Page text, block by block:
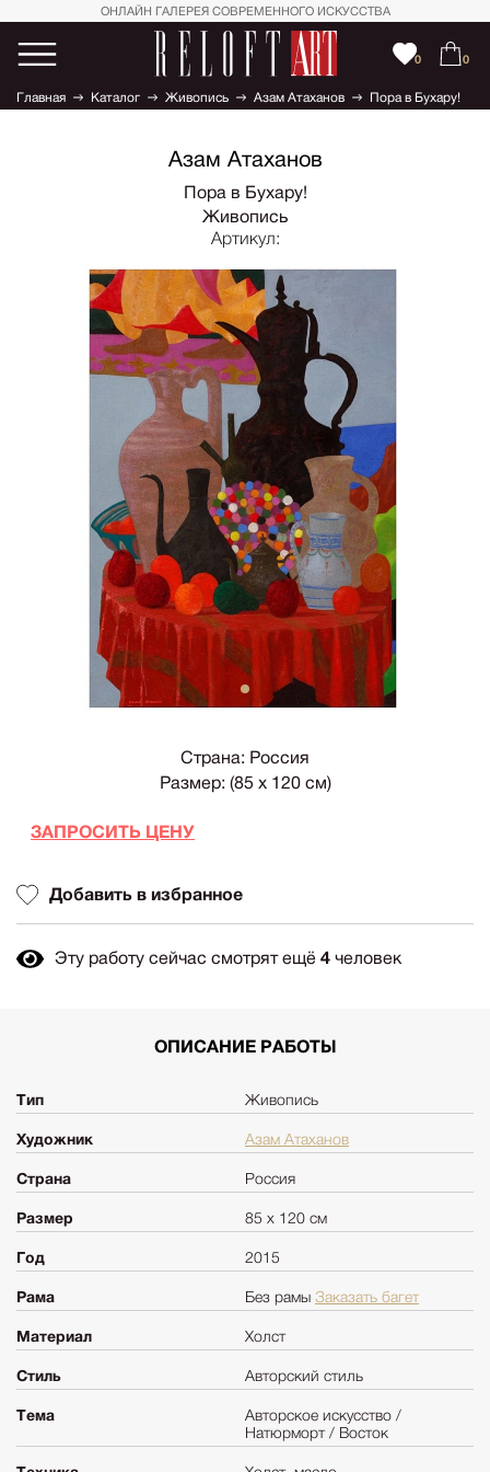
ОНЛАЙН ГАЛЕРЕЯ СОВРЕМЕННОГО ИСКУССТВА
0 0
Главная Каталог Живопись Азам Атаханов Пора в Бухару!
ОПИСАНИЕ РАБОТЫ
Тип Живопись
Художник Азам Атаханов
Страна Россия
Размер 85 х 120 см
Год 2015
Рама Без рамы Заказать багет
Материал Холст
Стиль Авторский стиль
Тема
Авторское искусство /
Натюрморт / Восток
Азам Атаханов
Пора в Бухару!
Живопись
Артикул:
Страна: Россия
Размер: (85 х 120 см)
ЗАПРОСИТЬ ЦЕНУ
Добавить в избранное
Эту работу сейчас смотрят ещё 4 человек